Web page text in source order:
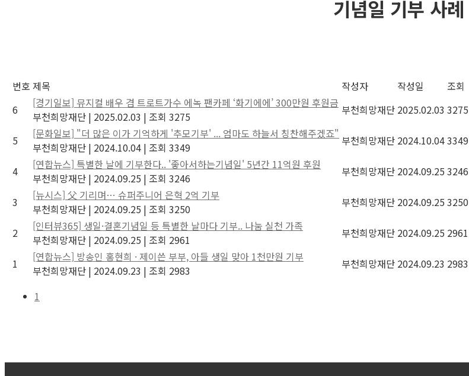
기념일 기부 사례
번호 제목 작성자 작성일
조회
6
[경기일보] 뮤지컬 배우 겸 트로트가수 에녹 팬카페 ‘화기에에’ 300만원 후원금
부천희망재단 | 2025.02.03 | 조회 3275 부천희망재단 2025.02.03 3275
5
[문화일보] "더 많은 이가 기억하게 '추모기부' ... 엄마도 하늘서 칭찬해주겠죠"
부천희망재단 | 2024.10.04 | 조회 3349 부천희망재단 2024.10.043349
4
[연합뉴스] 특별한 날에 기부한다.. '좋아서하는기념일' 5년간 11억원 후원
부천희망재단 | 2024.09.25 | 조회 3246 부천희망재단 2024.09.25 3246
3
[뉴시스] 父 기리며… 슈퍼주니어 은혁 2억 기부
부천희망재단 | 2024.09.25 | 조회 3250 부천희망재단 2024.09.25 3250
2
[인터뷰365] 생일·결혼기념일 등 특별한 날마다 기부.. 나눔 실천 가족
부천희망재단 | 2024.09.25 | 조회 2961 부천희망재단 2024.09.25 2961
1
[연합뉴스] 방송인 홍현희 · 제이쓴 부부, 아들 생일 맞아 1천만원 기부
부천희망재단 | 2024.09.23 | 조회 2983 부천희망재단 2024.09.23 2983
1